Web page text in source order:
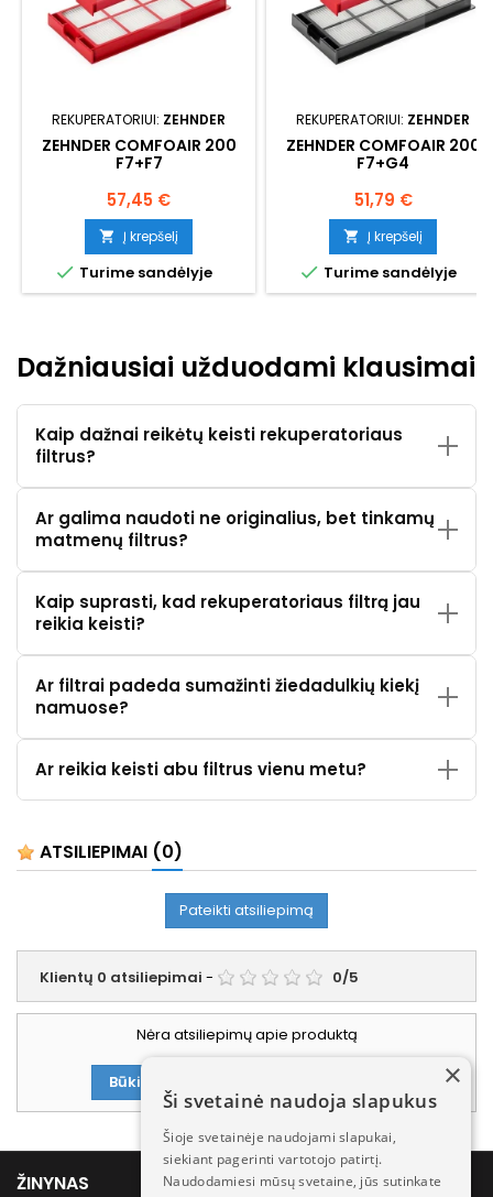
REKUPERATORIUI: ZEHNDER
ZEHNDER COMFOAIR 200
F7+F7
Kaina
57,45 €
 Į krepšelį
 Turime sandėlyje
REKUPERATORIUI: ZEHNDER
ZEHNDER COMFOAIR 200
F7+G4
Kaina
51,79 €
 Į krepšelį
 Turime sandėlyje
Dažniausiai užduodami klausimai
Kaip dažnai reikėtų keisti rekuperatoriaus
filtrus?
Ar galima naudoti ne originalius, bet tinkamų
matmenų filtrus?
Kaip suprasti, kad rekuperatoriaus filtrą jau
reikia keisti?
Ar filtrai padeda sumažinti žiedadulkių kiekį
namuose?
Ar reikia keisti abu filtrus vienu metu?
ATSILIEPIMAI (0)
Pateikti atsiliepimą
Klientų 0 atsiliepimai - 0/5
Nėra atsiliepimų apie produktą
Būkite pirmasis parašęs atsiliepimą!
ŽINYNAS
×
Ši svetainė naudoja slapukus
Šioje svetainėje naudojami slapukai,
siekiant pagerinti vartotojo patirtį.
Naudodamiesi mūsų svetaine, jūs sutinkate